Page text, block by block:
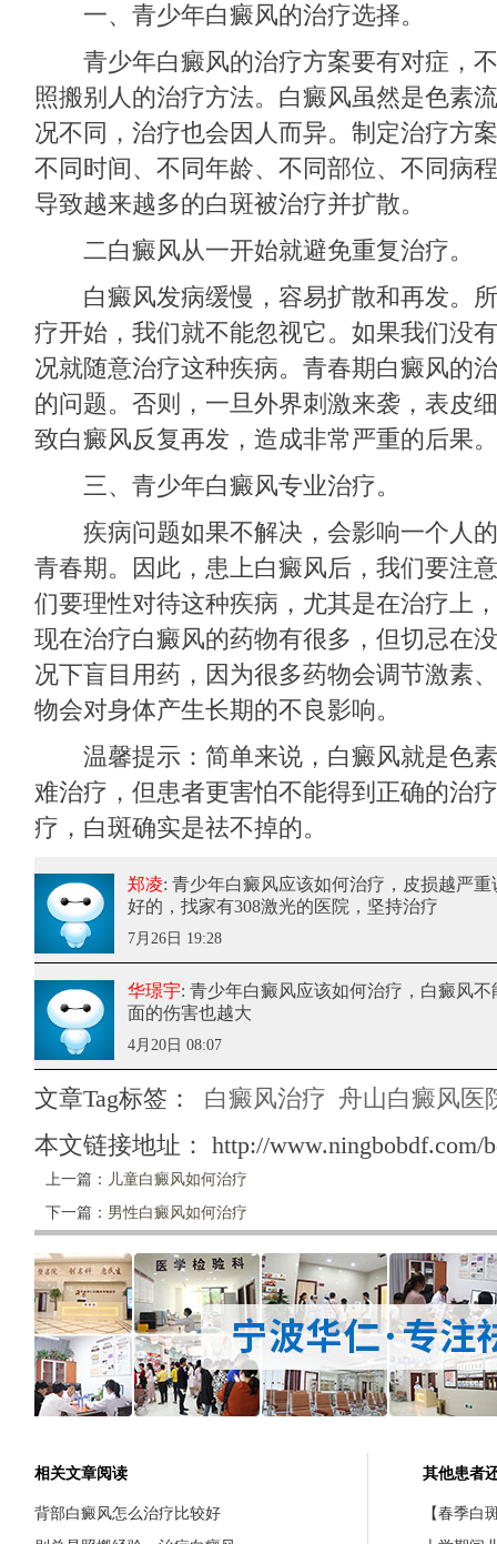
一、青少年白癜风的治疗选择。
青少年白癜风的治疗方案要有对症，不
照搬别人的治疗方法。白癜风虽然是色素
况不同，治疗也会因人而异。制定治疗方
不同时间、不同年龄、不同部位、不同病
导致越来越多的白斑被治疗并扩散。
二白癜风从一开始就避免重复治疗。
白癜风发病缓慢，容易扩散和再发。所
疗开始，我们就不能忽视它。如果我们没
况就随意治疗这种疾病。青春期白癜风的
的问题。否则，一旦外界刺激来袭，表皮
致白癜风反复再发，造成非常严重的后果。
三、青少年白癜风专业治疗。
疾病问题如果不解决，会影响一个人的
青春期。因此，患上白癜风后，我们要注
们要理性对待这种疾病，尤其是在治疗上
现在治疗白癜风的药物有很多，但切忌在
况下盲目用药，因为很多药物会调节激素
物会对身体产生长期的不良影响。
温馨提示：简单来说，白癜风就是色素
难治疗，但患者更害怕不能得到正确的治
疗，白斑确实是祛不掉的。
郑凌: 青少年白癜风应该如何治疗 ，皮损越严
好的，找家有308激光的医院，坚持治疗
7月26日 19:28
华璟宇: 青少年白癜风应该如何治疗 ，白癜风
面的伤害也越大
4月20日 08:07
文章Tag标签： 白癜风治疗 舟山白癜风医
本文链接地址： http://www.ningbobdf.com/
上一篇： 儿童白癜风如何治疗
下一篇： 男性白癜风如何治疗
相关文章阅读
背部白癜风怎么治疗比较好
其他患者
【春季白